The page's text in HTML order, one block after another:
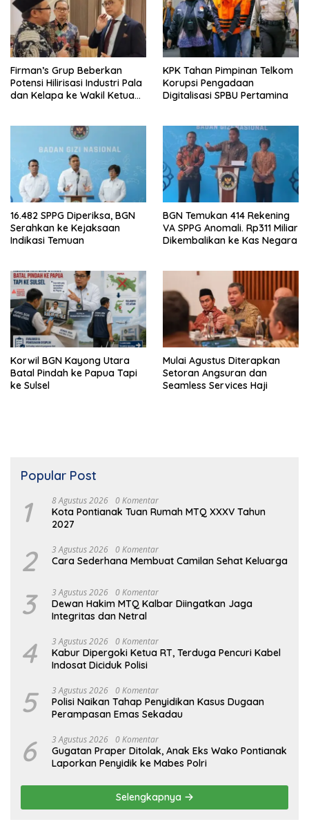
Firman’s Grup Beberkan
Potensi Hilirisasi Industri Pala
dan Kelapa ke Wakil Ketua
KPK Tahan Pimpinan Telkom
Korupsi Pengadaan
Digitalisasi SPBU Pertamina
16.482 SPPG Diperiksa, BGN
Serahkan ke Kejaksaan
Indikasi Temuan
BGN Temukan 414 Rekening
VA SPPG Anomali. Rp311 Miliar
Dikembalikan ke Kas Negara
Korwil BGN Kayong Utara
Batal Pindah ke Papua Tapi
ke Sulsel
Mulai Agustus Diterapkan
Setoran Angsuran dan
Seamless Services Haji
Popular Post
1 8 Agustus 2026 0 Komentar
Kota Pontianak Tuan Rumah MTQ XXXV Tahun
2027
2 3 Agustus 2026 0 Komentar
Cara Sederhana Membuat Camilan Sehat Keluarga
3 3 Agustus 2026 0 Komentar
Dewan Hakim MTQ Kalbar Diingatkan Jaga
Integritas dan Netral
4 3 Agustus 2026 0 Komentar
Kabur Dipergoki Ketua RT, Terduga Pencuri Kabel
Indosat Diciduk Polisi
5 3 Agustus 2026 0 Komentar
Polisi Naikan Tahap Penyidikan Kasus Dugaan
Perampasan Emas Sekadau
6 3 Agustus 2026 0 Komentar
Gugatan Praper Ditolak, Anak Eks Wako Pontianak
Laporkan Penyidik ke Mabes Polri
Selengkapnya